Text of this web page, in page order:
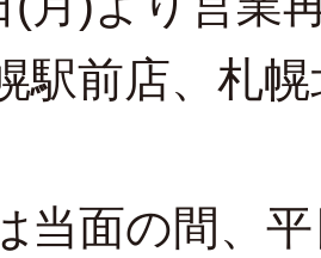
駅前店、 札
当面の間、